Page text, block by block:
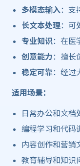
多模态输入：支
长文本处理：可
专业知识：在医
创意能力：擅长
稳定可靠：经过
适用场景：
日常办公和文档
编程学习和代码
内容创作和营销
教育辅导和知识